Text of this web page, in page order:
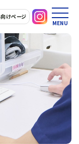
けページ
MENU